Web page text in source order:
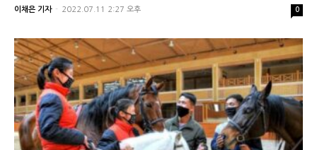
이채은 기자 - 2022.07.11 2:27 오후 0